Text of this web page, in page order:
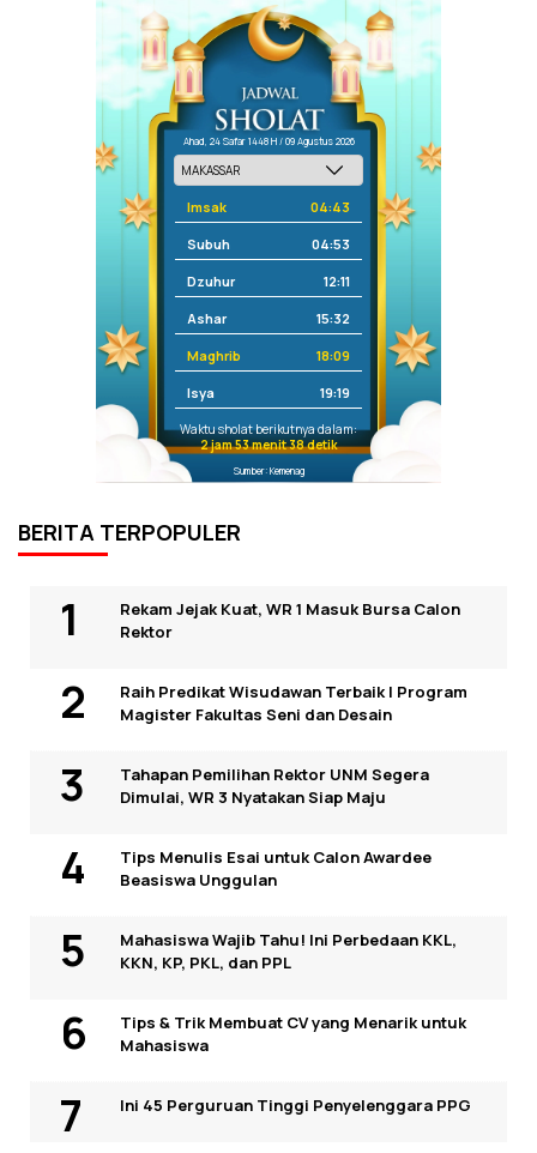
Ahad, 24 Safar 1448 H / 09 Agustus 2026
Imsak 04:43
Subuh 04:53
Dzuhur 12:11
Ashar 15:32
Maghrib 18:09
Isya 19:19
Waktu sholat berikutnya dalam:
2 jam 53 menit 38 detik
Sumber: Kemenag
BERITA TERPOPULER
Rekam Jejak Kuat, WR 1 Masuk Bursa Calon
Rektor
Raih Predikat Wisudawan Terbaik I Program
Magister Fakultas Seni dan Desain
Tahapan Pemilihan Rektor UNM Segera
Dimulai, WR 3 Nyatakan Siap Maju
Tips Menulis Esai untuk Calon Awardee
Beasiswa Unggulan
Mahasiswa Wajib Tahu! Ini Perbedaan KKL,
KKN, KP, PKL, dan PPL
Tips & Trik Membuat CV yang Menarik untuk
Mahasiswa
Ini 45 Perguruan Tinggi Penyelenggara PPG